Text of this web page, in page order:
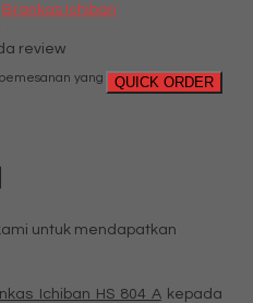
Brankas Ichiban
review
QUICK ORDER
yang
untuk mendapatkan
Ichiban HS 804 Akepada